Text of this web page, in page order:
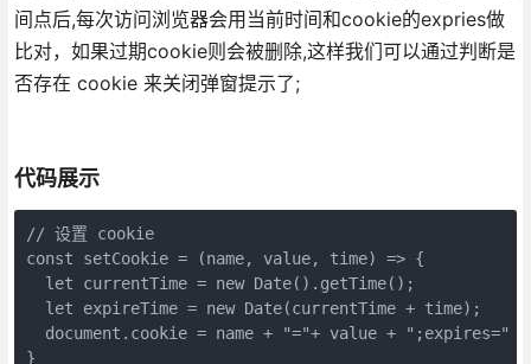
间点后,每次访问浏览器会用当前时间和cookie的expries做
比对，如果过期cookie则会被删除,这样我们可以通过判断是
否存在 cookie 来关闭弹窗提示了;
代码展示
// 设置 cookie
const setCookie = (name, value, time) => {
  let currentTime = new Date().getTime();
  let expireTime = new Date(currentTime + time);
document.cookie = name + "="+ value + ";expires="
}